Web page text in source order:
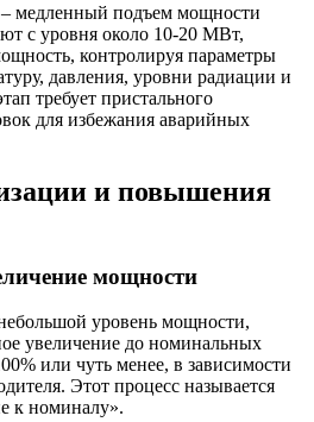
медленный подъем мощности
с уровня около 10-20 МВт,
контролируя параметры
давления, уровни радиации и
требует пристального
для избежания аварийных
и повышения
мощности
уровень мощности,
увеличение до номинальных
или чуть менее, в зависимости
Этот процесс называется
к номиналу».